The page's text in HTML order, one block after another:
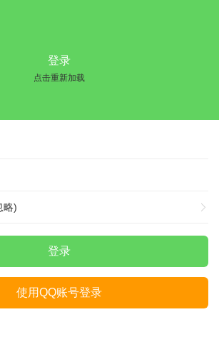
登录
点击重新加载
略)
登录
使用QQ账号登录